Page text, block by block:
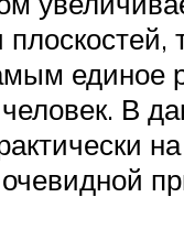
единое
В